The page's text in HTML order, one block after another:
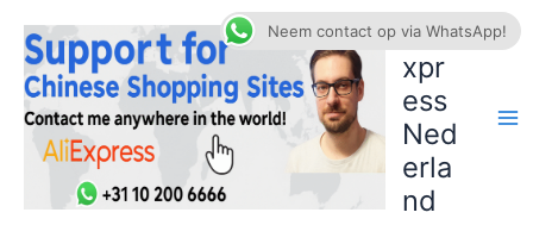
naar
inhoud
AliE
xpr
ess
Ned
erla
nd
Neem contact op via WhatsApp!